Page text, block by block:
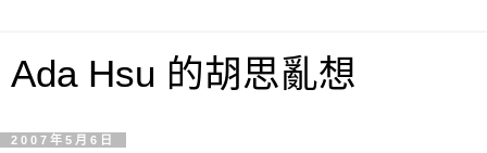
Ada Hsu 的胡思亂想
2007年5月6日